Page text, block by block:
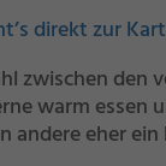
direkt zur
zwischen den
warm essen
andere eher